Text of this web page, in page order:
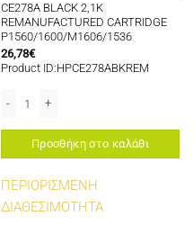
CE278A BLACK 2,1K
REMANUFACTURED CARTRIDGE
P1560/1600/M1606/1536
26,78€
Product ID:HPCE278ABKREM
Προσθήκη στο καλάθι
ΠΕΡΙΟΡΙΣΜΕΝΗ
ΔΙΑΘΕΣΙΜΟΤΗΤΑ